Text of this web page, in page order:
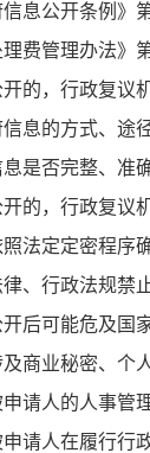
息公开条例》
费管理办法》
，行政复议
息的方式、途
是否完整、准确
，行政复议
法定定密程序
、行政法规禁
后可能危及国
商业秘密、
请人的人事管
请人在履行